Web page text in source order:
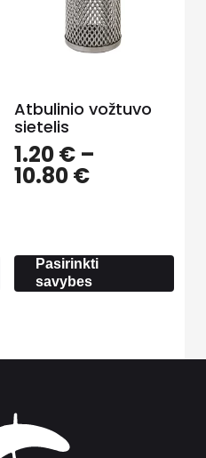
Atbulinio vožtuvo
sietelis
1.20€ –
10.80€Price
10.80 €
Pasirinkti
savybes